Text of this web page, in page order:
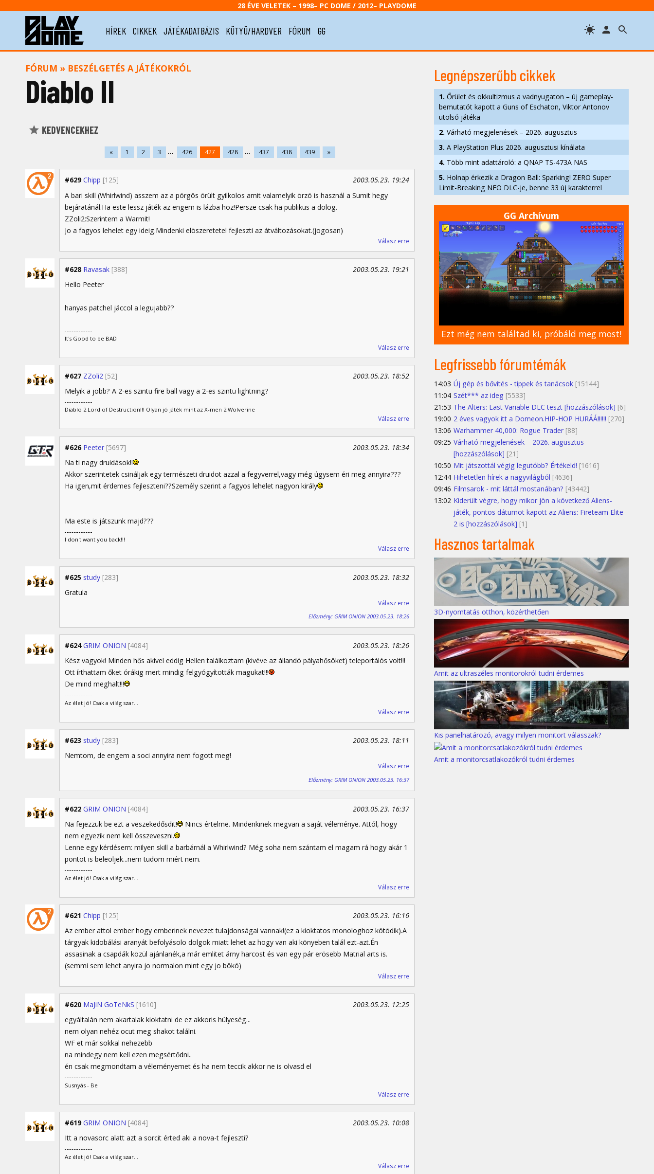
28 ÉVE VELETEK – 1998– PC DOME / 2012– PLAYDOME
HÍREK CIKKEK JÁTÉKADATBÁZIS KÜTYÜ/HARDVER FÓRUM GG
FÓRUM » BESZÉLGETÉS A JÁTÉKOKRÓL
Diablo II
KEDVENCEKHEZ
« 1 2 3 ... 426 427 428 ... 437 438 439 »
#629 Chipp [125]
2003.05.23. 19:24
A bari skill (Whirlwind) asszem az a pörgös örült gyilkolos amit valamelyik örzö is használ a Sumit hegy
bejáratánál.Ha este lessz játék az engem is lázba hoz!Persze csak ha publikus a dolog.
ZZoli2:Szerintem a Warmit!
Jo a fagyos lehelet egy ideig.Mindenki elöszeretetel fejleszti az átváltozásokat.(jogosan)
Válasz erre
#628 Ravasak [388]
2003.05.23. 19:21
Hello Peeter
hanyas patchel jáccol a legujabb??
It's Good to be BAD
Válasz erre
#627 ZZoli2 [52]
2003.05.23. 18:52
Melyik a jobb? A 2-es szintü fire ball vagy a 2-es szintü lightning?
Diablo 2 Lord of Destruction!!! Olyan jó játék mint az X-men 2 Wolverine
Válasz erre
#626 Peeter [5697]
2003.05.23. 18:34
Na ti nagy druidások!!
Akkor szerintetek csináljak egy természeti druidot azzal a fegyverrel,vagy még úgysem éri meg annyira???
Ha igen,mit érdemes fejleszteni??Személy szerint a fagyos lehelet nagyon király
Ma este is játszunk majd???
I don't want you back!!!
Válasz erre
#625 study [283]
2003.05.23. 18:32
Gratula
Válasz erre
Előzmény: GRIM ONION 2003.05.23. 18:26
#624 GRIM ONION [4084]
2003.05.23. 18:26
Kész vagyok! Minden hős akivel eddig Hellen találkoztam (kivéve az állandó pályahősöket) teleportálós volt!!!
Ott írthattam őket órákig mert mindig felgyógyították magukat!!!
De mind meghalt!!!
Az élet jó! Csak a világ szar...
Válasz erre
#623 study [283]
2003.05.23. 18:11
Nemtom, de engem a soci annyira nem fogott meg!
Válasz erre
Előzmény: GRIM ONION 2003.05.23. 16:37
#622 GRIM ONION [4084]
2003.05.23. 16:37
Na fejezzük be ezt a veszekedősdit!
Nincs értelme. Mindenkinek megvan a saját véleménye. Attól, hogy
nem egyezik nem kell összeveszni.
Lenne egy kérdésem: milyen skill a barbárnál a Whirlwind? Még soha nem szántam el magam rá hogy akár 1
pontot is beleöljek...nem tudom miért nem.
Az élet jó! Csak a világ szar...
Válasz erre
#621 Chipp [125]
2003.05.23. 16:16
Az ember attol ember hogy emberinek nevezet tulajdonságai vannak!(ez a kioktatos monologhoz kötödik).A
tárgyak kidobálási aranyát befolyásolo dolgok miatt lehet az hogy van aki könyeben talál ezt-azt.Én
assasinak a csapdák közül ajánlanék,a már emlitet árny harcost és van egy pár erösebb Matrial arts is.
(semmi sem lehet anyira jo normalon mint egy jo bökö)
Válasz erre
#620 MaJiN GoTeNkS [1610]
2003.05.23. 12:25
egyáltalán nem akartalak kioktatni de ez akkoris hülyeség...
nem olyan nehéz ocut meg shakot találni.
WF et már sokkal nehezebb
na mindegy nem kell ezen megsértődni..
én csak megmondtam a véleményemet és ha nem teccik akkor ne is olvasd el
Susnyás - Be
Válasz erre
#619 GRIM ONION [4084]
2003.05.23. 10:08
Itt a novasorc alatt azt a sorcit érted aki a nova-t fejleszti?
Az élet jó! Csak a világ szar...
Válasz erre
Legnépszerűbb cikkek
1. Őrület és okkultizmus a vadnyugaton – új gameplay-
bemutatót kapott a Guns of Eschaton, Viktor Antonov
utolsó játéka
2. Várható megjelenések – 2026. augusztus
3. A PlayStation Plus 2026. augusztusi kínálata
4. Több mint adattároló: a QNAP TS-473A NAS
5. Holnap érkezik a Dragon Ball: Sparking! ZERO Super
Limit-Breaking NEO DLC-je, benne 33 új karakterrel
GG Archívum
Ezt még nem találtad ki, próbáld meg most!
Legfrissebb fórumtémák
14:03 Új gép és bővítés - tippek és tanácsok [15144]
11:04 Szét*** az ideg [5533]
21:53 The Alters: Last Variable DLC teszt [hozzászólások] [6]
19:00 2 éves vagyok itt a Domeon.HIP-HOP HURÁÁ!!!!!! [270]
13:06 Warhammer 40,000: Rogue Trader [88]
09:25 Várható megjelenések – 2026. augusztus
[hozzászólások] [21]
10:50 Mit játszottál végig legutóbb? Értékeld! [1616]
12:44 Hihetetlen hírek a nagyvilágból [4636]
09:46 Filmsarok - mit láttál mostanában? [43442]
13:02 Kiderült végre, hogy mikor jön a következő Aliens-
játék, pontos dátumot kapott az Aliens: Fireteam Elite
2 is [hozzászólások] [1]
Hasznos tartalmak
3D-nyomtatás otthon, közérthetően
Amit az ultraszéles monitorokról tudni érdemes
Kis panelhatározó, avagy milyen monitort válasszak?
Amit a monitorcsatlakozókról tudni érdemes